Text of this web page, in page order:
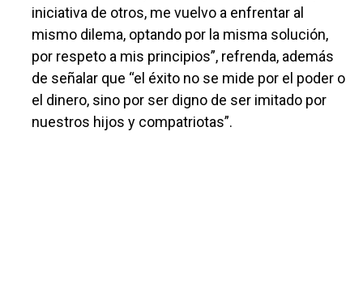
iniciativa de otros, me vuelvo a enfrentar al
mismo dilema, optando por la misma solución,
por respeto a mis principios”, refrenda, además
de señalar que “el éxito no se mide por el poder o
el dinero, sino por ser digno de ser imitado por
nuestros hijos y compatriotas”.